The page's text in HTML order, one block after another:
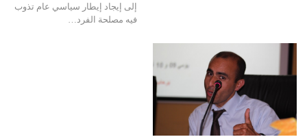
إلى إيجاد إيطار سياسي عام تذوب
فيه مصلحة الفرد…